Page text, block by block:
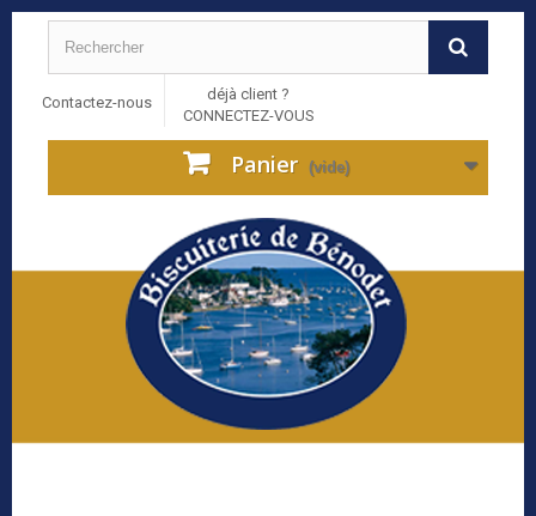
Contactez-nous
déjà client ?
CONNECTEZ-VOUS
Panier (vide)